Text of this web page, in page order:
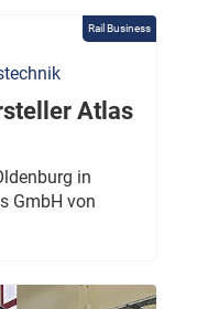
Rail Business
Atlas
in
GmbH von